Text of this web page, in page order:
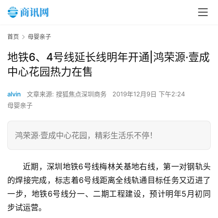
首页 母婴亲子
​地铁6、4号线延长线明年开通|鸿荣源·壹成
中心花园热力在售
alvin 文章来源: 搜狐焦点深圳商务
2019年12月9日 下午2:24
母婴亲子
鸿荣源·壹成中心花园，精彩生活乐不停！
近期，深圳地铁6号线梅林关基地右线，第一对钢轨头
的焊接完成，标志着6号线距离全线轨通目标任务又迈进了
一步，地铁6号线分一、二期工程建设，预计明年5月初同
步试运营。